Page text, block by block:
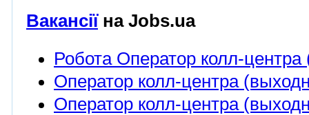
Вакансіїна Jobs.ua
Робота Оператор колл-
Оператор колл-центра
Оператор колл-центра